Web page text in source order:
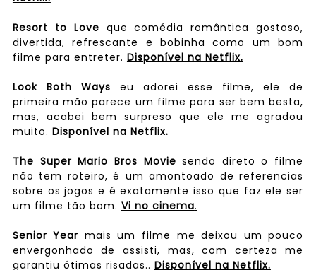
Resort to Love que comédia romântica gostoso,
divertida, refrescante e bobinha como um bom
filme para entreter. Disponível na Netflix.
Look Both Ways eu adorei esse filme, ele de
primeira mão parece um filme para ser bem besta,
mas, acabei bem surpreso que ele me agradou
muito. Disponível na Netflix.
The Super Mario Bros Movie sendo direto o filme
não tem roteiro, é um amontoado de referencias
sobre os jogos e é exatamente isso que faz ele ser
um filme tão bom. Vi no cinema.
Senior Year mais um filme me deixou um pouco
envergonhado de assisti, mas, com certeza me
garantiu ótimas risadas.. Disponível na Netflix.